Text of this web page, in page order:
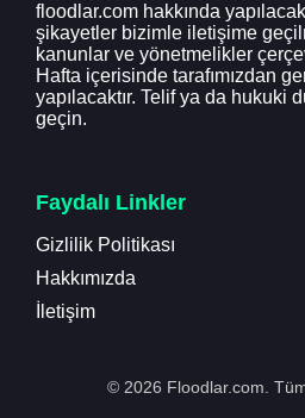
floodlar.com hakkında
şikayetler bizimle iletişime
kanunlar ve yönetmelikler
Hafta içerisinde tarafımızdan
yapılacaktır. Telif ya da hukuki
geçin.
Faydalı Linkler
Gizlilik Politikası
Hakkımızda
İletişim
© 2026 Floodlar.com. Tüm